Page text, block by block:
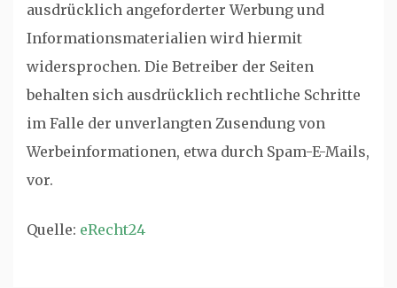
ausdrücklich angeforderter Werbung und
Informationsmaterialien wird hiermit
widersprochen. Die Betreiber der Seiten
behalten sich ausdrücklich rechtliche Schritte
im Falle der unverlangten Zusendung von
Werbeinformationen, etwa durch Spam-E-Mails,
vor.
Quelle: eRecht24